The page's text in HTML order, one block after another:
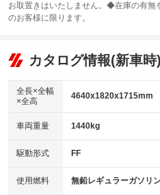
サンルーフ
：装備なし
リフトアップ
：装備なし
：装備なし
パワーウィンドウ
アイドリングストップ
：装備なし
USB入力端子
：装備なし
100V電源
：装備なし
TV：フルセグ
：装備あり
ビジュアル：-／DVD再生
：装備あり
：装備あり
革シート
キーレス
HID(キセノンライト)
：装備なし
バックカメラ
：装備あり
お取置きはいたしません。◆在庫の有
のお客様に限ります。
カタログ情報(新車時)
全長×全幅
×全高
4640x1820x1715mm
車両重量 1440kg
駆動形式 FF
使用燃料 無鉛レギュラーガソリ